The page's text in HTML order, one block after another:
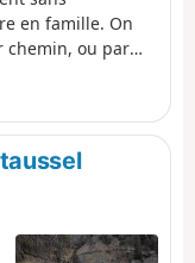
en famille. On
chemin, ou par
toujours
entre le
dans les